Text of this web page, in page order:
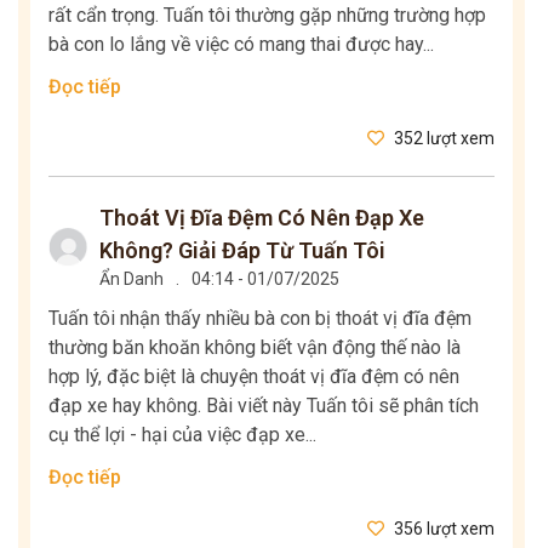
rất cẩn trọng. Tuấn tôi thường gặp những trường hợp
bà con lo lắng về việc có mang thai được hay...
Đọc tiếp
352 lượt xem
Thoát Vị Đĩa Đệm Có Nên Đạp Xe
Không? Giải Đáp Từ Tuấn Tôi
Ẩn Danh . 04:14 - 01/07/2025
Tuấn tôi nhận thấy nhiều bà con bị thoát vị đĩa đệm
thường băn khoăn không biết vận động thế nào là
hợp lý, đặc biệt là chuyện thoát vị đĩa đệm có nên
đạp xe hay không. Bài viết này Tuấn tôi sẽ phân tích
cụ thể lợi - hại của việc đạp xe...
Đọc tiếp
356 lượt xem